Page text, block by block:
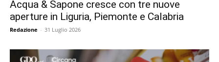
Acqua & Sapone cresce con tre nuove
aperture in Liguria, Piemonte e Calabria
Redazione - 31 Luglio 2026